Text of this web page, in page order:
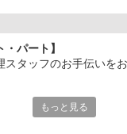
年代のスタッフが活躍中
優しくフォローしながら
められます。
パート】
タッフのお手伝いをお
お皿に盛り付ける
もっと見る